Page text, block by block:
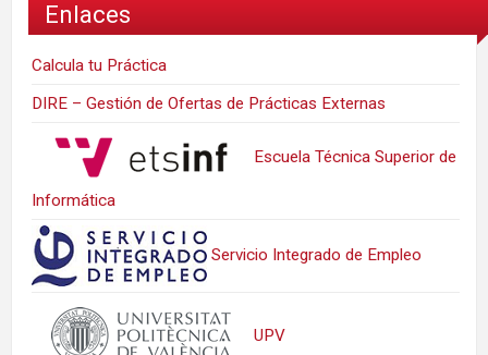
Enlaces
Calcula tu Práctica
DIRE – Gestión de Ofertas de Prácticas Externas
Escuela Técnica Superior de
Informática
Servicio Integrado de Empleo
UPV